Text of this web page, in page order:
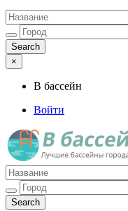
×
В бассейн
Войти
Лучшие бассейны города